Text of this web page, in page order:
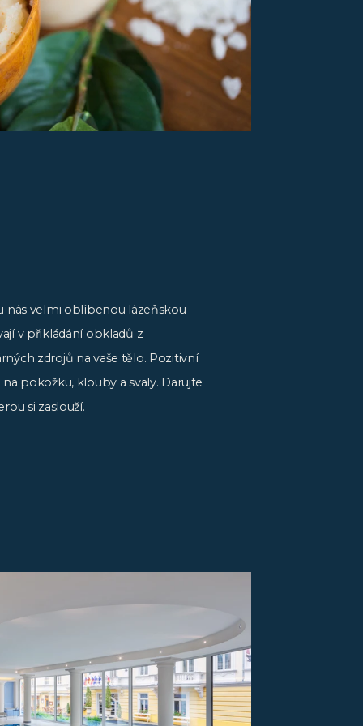
nás velmi oblíbenou lázeňskou
v přikládání obkladů z
zdrojů na vaše tělo. Pozitivní
pokožku, klouby a svaly. Darujte
si zaslouží.